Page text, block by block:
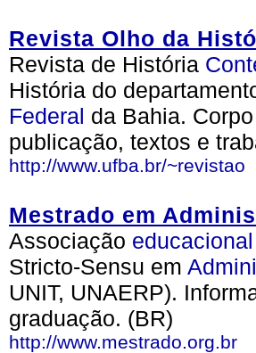
Revista Olho da
Revista de História
História do
Federal da Bahia.
publicação, textos e
http://www.ufba.br/~revistao
Mestrado em
Associação educacional
Stricto-Sensu em
UNIT, UNAERP).
graduação. (BR)
http://www.mestrado.org.br